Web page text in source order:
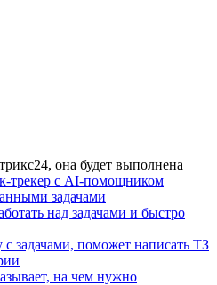
она будет выполнена
трекер с AI-помощником
задачами
над задачами и быстро
с задачами, поможет написать ТЗ
на чем нужно